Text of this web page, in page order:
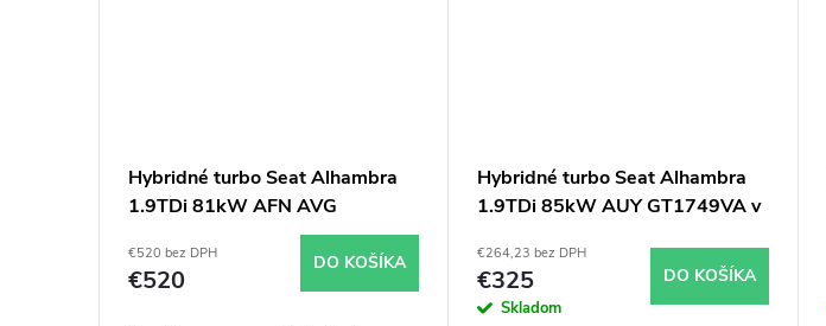
Hybridné turbo Seat Alhambra
1.9TDi 81kW AFN AVG
GT1752V v orig. obale
€520 bez DPH
€520
DO KOŠÍKA
Hybridné turbo Seat Alhambra
1.9TDi 85kW AUY GT1749VA v
€264,23 bez DPH
€325
Skladom
DO KOŠÍKA